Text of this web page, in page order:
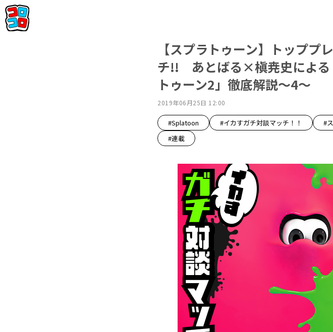
【スプラトゥーン】トッププ
チ!! あとばる×槇尭史による
トゥーン2」徹底解説～4～
2019年06月25日 12:00
#Splatoon #イカすガチ対談マッチ！！ #
#連載